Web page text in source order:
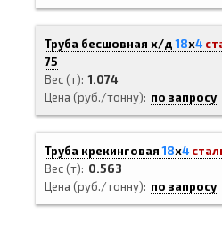
Труба бесшовная х/д18х4
75
Вес (т) 1.074
Цена (руб./тонну)
по запросу
Труба крекинговая18х4
Вес (т)
0.563
Цена (руб./тонну)
по запросу